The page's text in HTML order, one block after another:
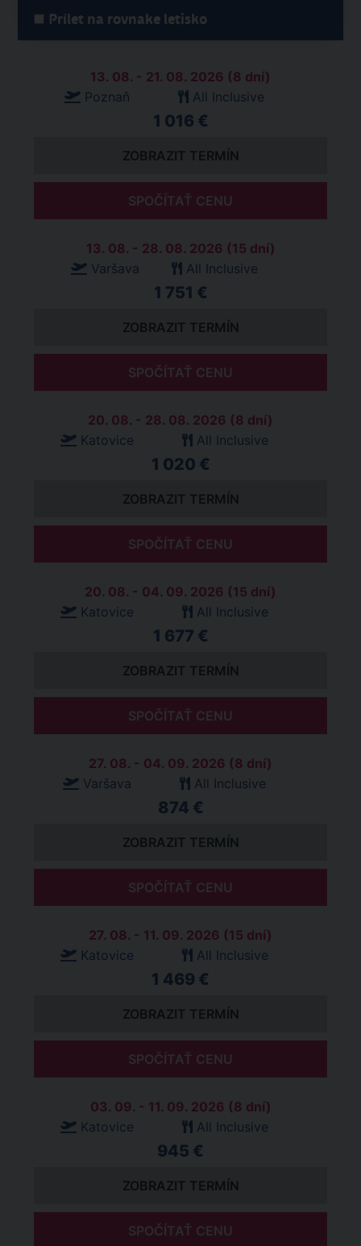
Prílet na rovnake letisko
13. 08. - 21. 08. 2026 (8 dní)
Poznaň
All Inclusive
1 016 €
ZOBRAZIT TERMÍN
SPOČÍTAŤ CENU
13. 08. - 28. 08. 2026 (15 dní)
Varšava
All Inclusive
1 751 €
ZOBRAZIT TERMÍN
SPOČÍTAŤ CENU
20. 08. - 28. 08. 2026 (8 dní)
Katovice
All Inclusive
1 020 €
ZOBRAZIT TERMÍN
SPOČÍTAŤ CENU
20. 08. - 04. 09. 2026 (15 dní)
Katovice
All Inclusive
1 677 €
ZOBRAZIT TERMÍN
SPOČÍTAŤ CENU
27. 08. - 04. 09. 2026 (8 dní)
Varšava
All Inclusive
874 €
ZOBRAZIT TERMÍN
SPOČÍTAŤ CENU
27. 08. - 11. 09. 2026 (15 dní)
Katovice
All Inclusive
1 469 €
ZOBRAZIT TERMÍN
SPOČÍTAŤ CENU
03. 09. - 11. 09. 2026 (8 dní)
Katovice
All Inclusive
945 €
ZOBRAZIT TERMÍN
SPOČÍTAŤ CENU